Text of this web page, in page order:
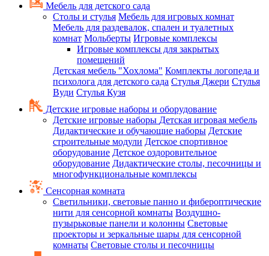
Мебель для детского сада
Столы и стулья Мебель для игровых комнат
Мебель для раздевалок, спален и туалетных
комнат Мольберты Игровые комплексы
Игровые комплексы для закрытых
помещений
Детская мебель "Хохлома" Комплекты логопеда и
психолога для детского сада Стулья Джери Стулья
Вуди Стулья Кузя
Детские игровые наборы и оборудование
Детские игровые наборы Детская игровая мебель
Дидактические и обучающие наборы Детские
строительные модули Детское спортивное
оборудование Детское оздоровительное
оборудование Дидактические столы, песочницы и
многофункциональные комплексы
Сенсорная комната
Светильники, световые панно и фибероптические
нити для сенсорной комнаты Воздушно-
пузырьковые панели и колонны Световые
проекторы и зеркальные шары для сенсорной
комнаты Световые столы и песочницы